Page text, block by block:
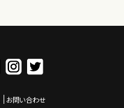
お問い合わせ